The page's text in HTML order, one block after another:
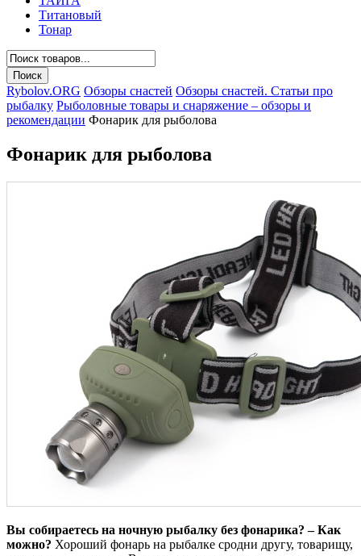
Титановый
Тонар
Rybolov.ORG Обзоры снастей Обзоры снастей. Статьи про
рыбалку Рыболовные товары и снаряжение – обзоры и
рекомендации Фонарик для рыболова
Фонарик для рыболова
Вы собираетесь на ночную рыбалку без фонарика? – Как
можно? Хороший фонарь на рыбалке сродни другу, товарищу,